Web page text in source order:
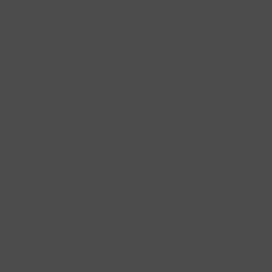
von Arzneien und gilt als entzündungshemmend
verehrt. Sie steht dort generell als
Filmen und Sagen ein Begriff, er bedeutet